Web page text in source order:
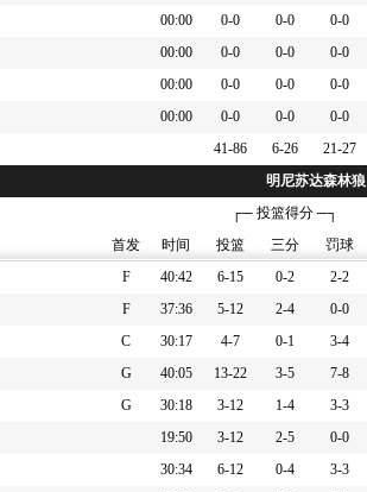
[朱利安-尚帕尼] 换人 [卢克-科内特]
[阿约-多苏穆] 换人 [鲁迪-戈贝尔]
[迪伦-哈珀] 罚球 2投1中
[安东尼-爱德华兹] 投篮犯规
[安东尼-爱德华兹] 失误 ([德温-瓦塞尔] 抢断)
[鲁迪-戈贝尔] 抢到防守篮板
00:00 0-0 0-0 0-0
00:00 0-0 0-0 0-0
00:00 0-0 0-0 0-0
00:00 0-0 0-0 0-0
41-86 6-26 21-27
明尼苏达森林狼
┌─ 投篮得分 ─┐
首发 时间 投篮 三分 罚球
F 40:42 6-15 0-2 2-2
F 37:36 5-12 2-4 0-0
C 30:17 4-7 0-1 3-4
G 40:05 13-22 3-5 7-8
G 30:18 3-12 1-4 3-3
19:50 3-12 2-5 0-0
30:34 6-12 0-4 3-3